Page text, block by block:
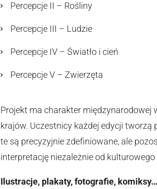
Percepcje II – Rośliny
Percepcje III – Ludzie
Percepcje IV – Światło i cień
Percepcje V – Zwierzęta
Projekt ma charakter międzynarodowej
krajów. Uczestnicy każdej edycji
te są precyzyjnie zdefiniowane, ale
interpretację niezależnie od
Ilustracje, plakaty, fotografie, komiksy…